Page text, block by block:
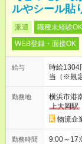
ルやシール貼
派遣 職種未経験OK
WEB登録・面接OK
給与
時給1304
当（※規
勤務地
横浜市港
上大岡駅
物流企
勤務時間
9:00～17:00 ▼他にも選べるシフトいろいろ！